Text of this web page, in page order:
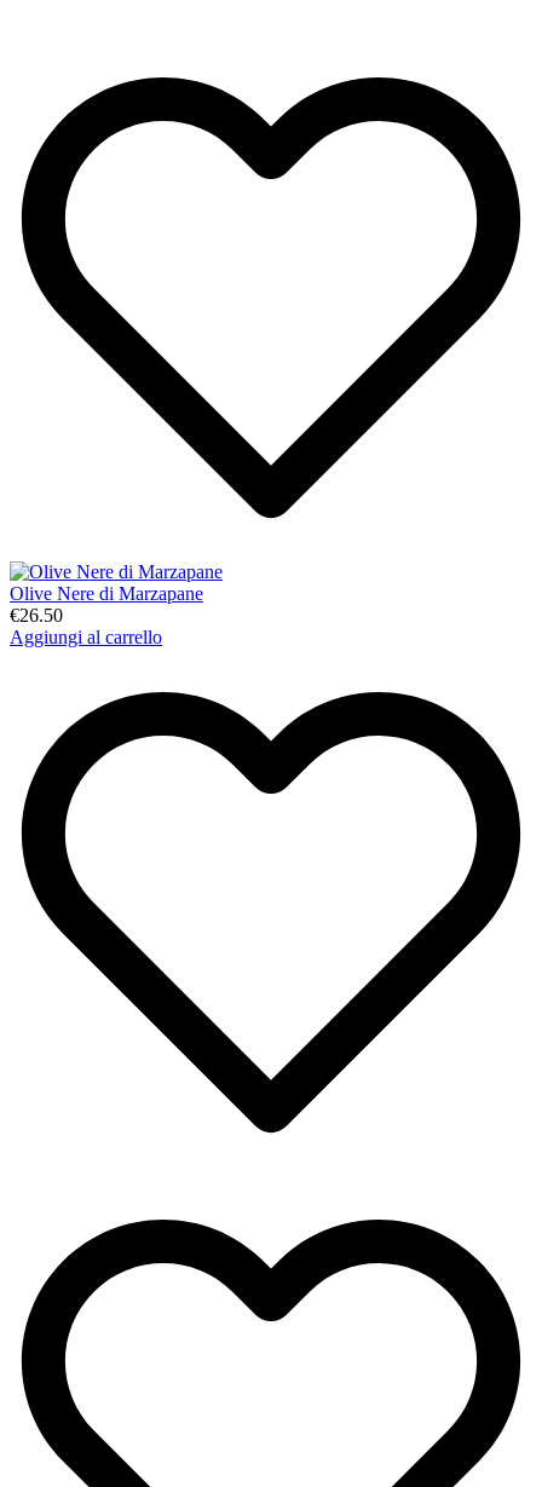
Olive Nere di Marzapane
€26.50
Aggiungi al carrello